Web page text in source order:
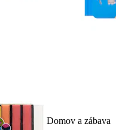
Domov a zábava